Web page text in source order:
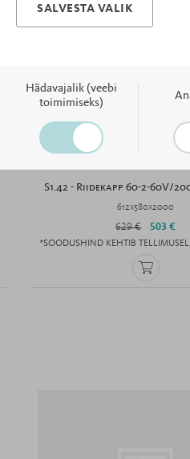
S1.42 - Riidekapp 60-2-60V/
612x580x2000
629 € 503 €
*SOODUSHIND KEHTIB
SALVESTA VALIK
Hädavajalik (veebi
toimimiseks)